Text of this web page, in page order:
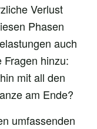
Verlust
Phasen
auch
hinzu:
mit all den
am Ende?
umfassenden